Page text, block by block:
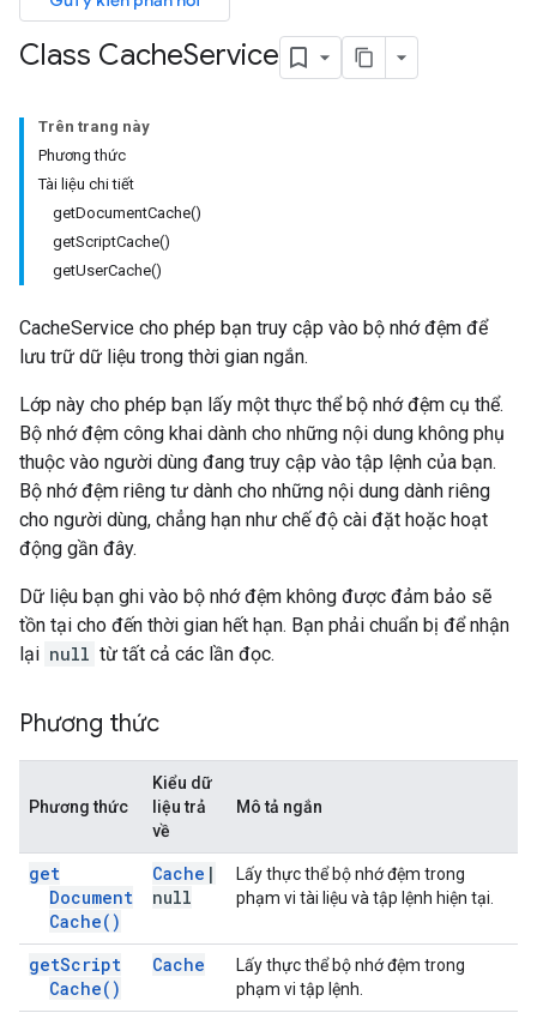
Class CacheService
Trên trang này
Phương thức
Tài liệu chi tiết
getDocumentCache()
getScriptCache()
getUserCache()
CacheService cho phép bạn truy cập vào bộ nhớ đệm để
lưu trữ dữ liệu trong thời gian ngắn.
Lớp này cho phép bạn lấy một thực thể bộ nhớ đệm cụ thể.
Bộ nhớ đệm công khai dành cho những nội dung không phụ
thuộc vào người dùng đang truy cập vào tập lệnh của bạn.
Bộ nhớ đệm riêng tư dành cho những nội dung dành riêng
cho người dùng, chẳng hạn như chế độ cài đặt hoặc hoạt
động gần đây.
Dữ liệu bạn ghi vào bộ nhớ đệm không được đảm bảo sẽ
tồn tại cho đến thời gian hết hạn. Bạn phải chuẩn bị để nhận
lại null từ tất cả các lần đọc.
Phương thức
Phương thức
Kiểu dữ
liệu trả
về
Mô tả ngắn
get
Document
Cache( )
Cache |
null
Lấy thực thể bộ nhớ đệm trong
phạm vi tài liệu và tập lệnh hiện tại.
getScript
Cache( )
Cache
Lấy thực thể bộ nhớ đệm trong
phạm vi tập lệnh.